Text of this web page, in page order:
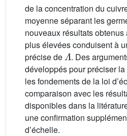
de la concentration du
moyenne séparant les
nouveaux résultats
plus élevées conduisent à
précise de
Λ
. Des
développés pour préciser
les fondements de la loi
comparaison avec les
disponibles dans la
une confirmation
d’échelle.